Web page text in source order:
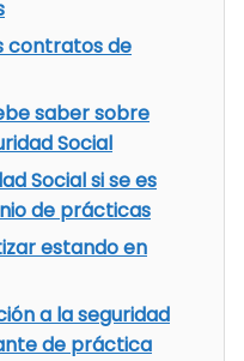
contratos de
saber sobre
Social
Social si se es
de prácticas
estando en
a la seguridad
de práctica